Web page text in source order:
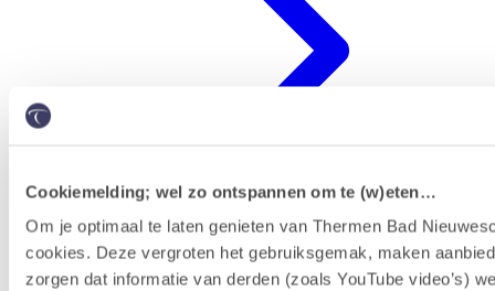
Cookiemelding; wel zo ontspannen om te (w)eten…
Om je optimaal te laten genieten van Thermen Bad
cookies. Deze vergroten het gebruiksgemak, maken
zorgen dat informatie van derden (zoals YouTube video’s)
Erlebnisprogramm